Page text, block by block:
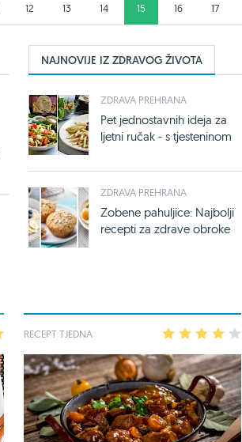
12 13 14 15 16 17
NAJNOVIJE IZ ZDRAVOG ŽIVOTA
ZDRAVA PREHRANA
Pet jednostavnih ideja za
ljetni ručak - s tjesteninom
ZDRAVA PREHRANA
Zobene pahuljice: Najbolji
recepti za zdrave obroke
RECEPT TJEDNA 2 3 4